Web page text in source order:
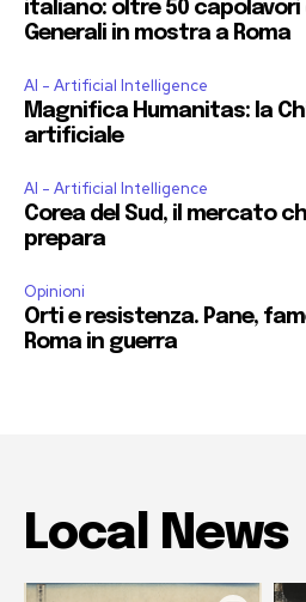
italiano: oltre 50 capolavori
Generali in mostra a Roma
AI - Artificial Intelligence
Magnifica Humanitas: la
artificiale
AI - Artificial Intelligence
Corea del Sud, il mercato
prepara
Opinioni
Orti e resistenza. Pane,
Roma in guerra
Local News